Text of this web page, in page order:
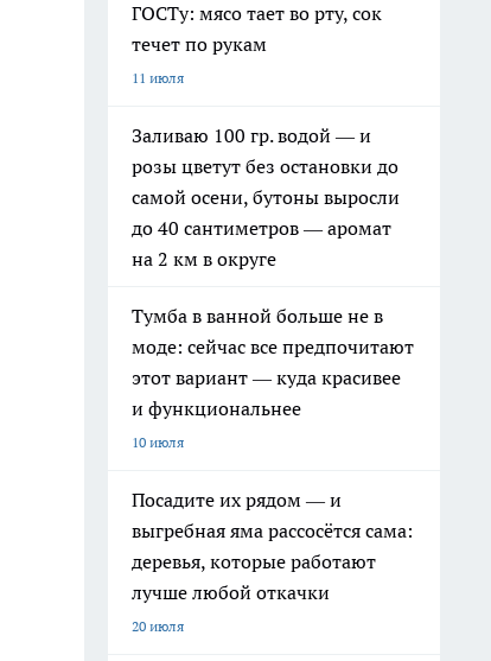
ГОСТу: мясо тает во рту, сок
течет по рукам
11 июля
Заливаю 100 гр. водой — и
розы цветут без остановки до
самой осени, бутоны выросли
до 40 сантиметров — аромат
на 2 км в округе
Тумба в ванной больше не в
моде: сейчас все предпочитают
этот вариант — куда красивее
и функциональнее
10 июля
Посадите их рядом — и
выгребная яма рассосётся сама:
деревья, которые работают
лучше любой откачки
20 июля